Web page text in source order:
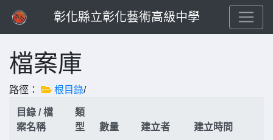
彰化縣立彰化藝術高級中學
檔案庫
路徑： 根目錄/
目錄 / 檔
案名稱
類
型
數量 建立者 建立時間